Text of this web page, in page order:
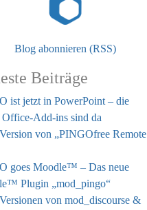
Blog abonnieren (RSS)
Beiträge
ist jetzt in PowerPoint – die
Office-Add-ins sind da
von „PINGOfree Remote
goes Moodle™ – Das neue
Plugin „mod_pingo“
von mod_discourse &